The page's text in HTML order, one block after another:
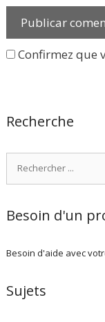
Confirmez que
Recherche
Besoin d'un
Besoin d'aide avec
Sujets